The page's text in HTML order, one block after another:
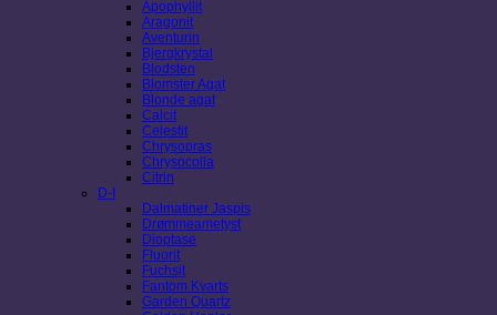
Apophyllit
Aragonit
Aventurin
Bjergkrystal
Blodsten
Blomster Agat
Blonde agat
Calcit
Celestit
Chrysopras
Chrysocolla
Citrin
D-I
Dalmatiner Jaspis
Drømmeametyst
Dioptase
Fluorit
Fuchsit
Fantom Kvarts
Garden Quartz